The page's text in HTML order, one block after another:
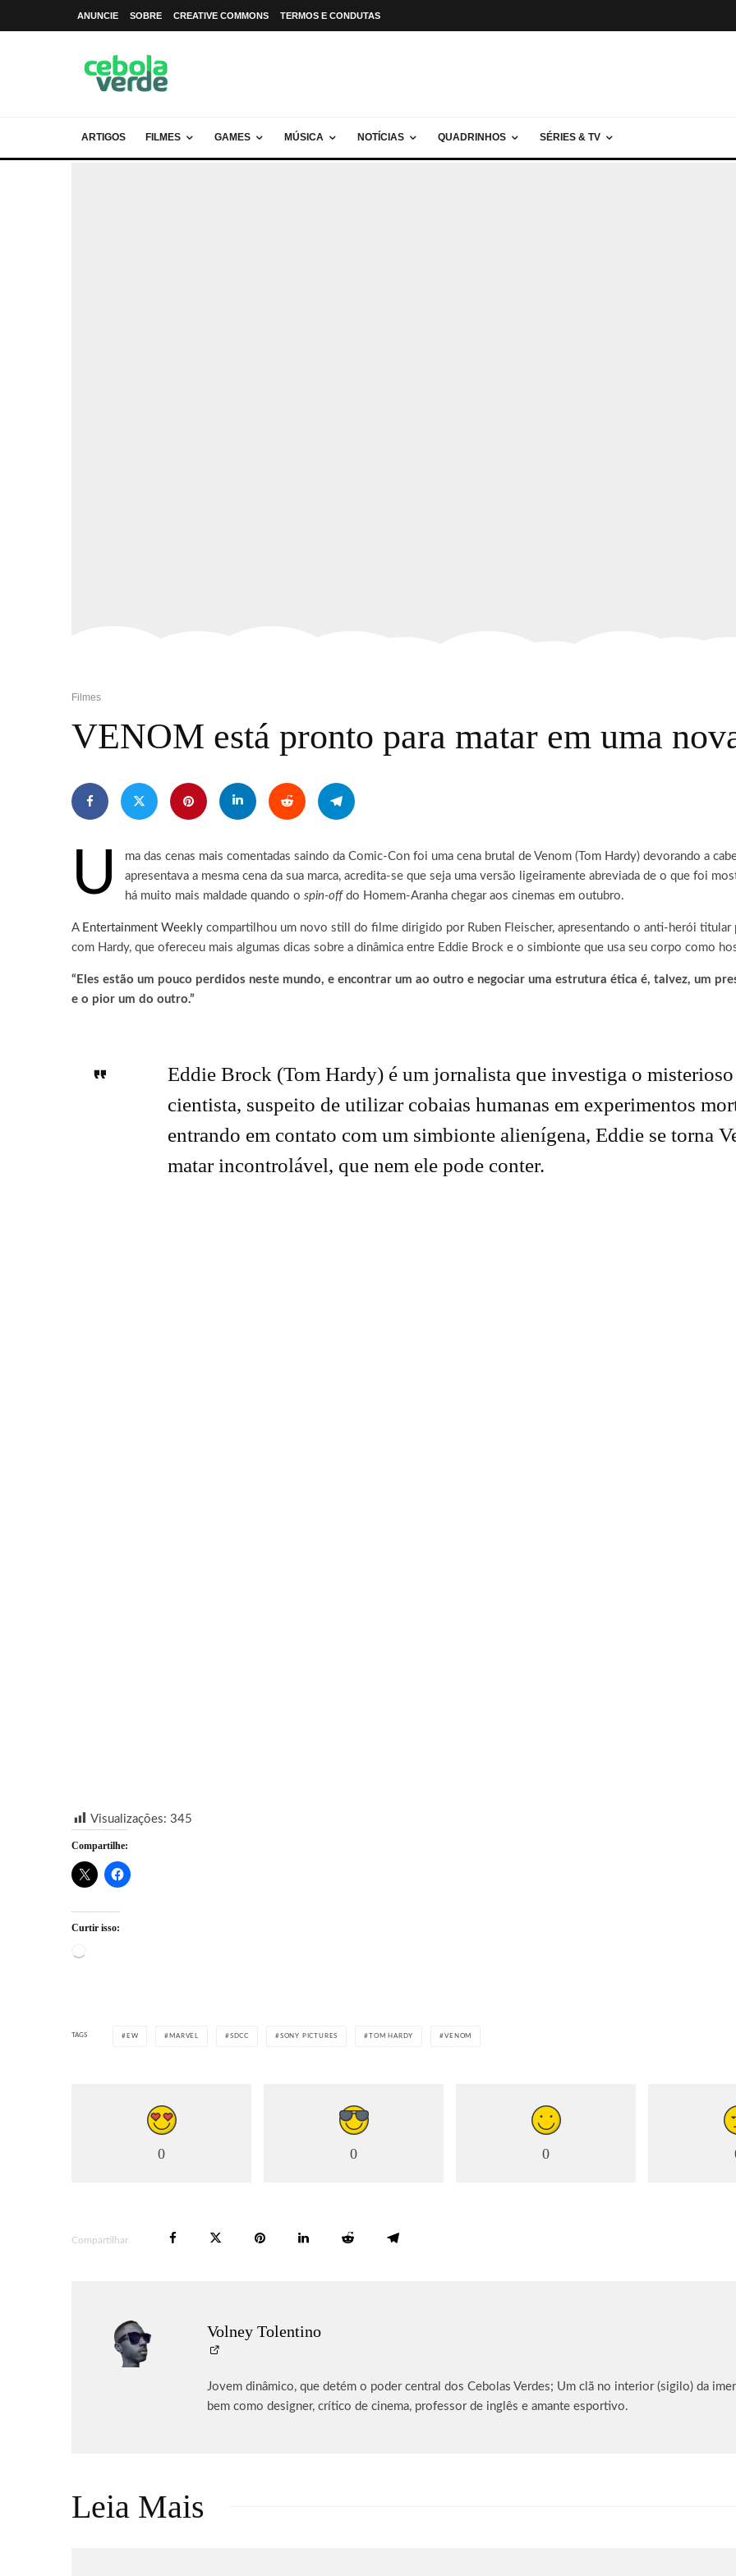
ANUNCIE SOBRE CREATIVE COMMONS TERMOS E CONDUTAS
ARTIGOS FILMES GAMES MÚSICA NOTÍCIAS QUADRINHOS SÉRIES & TV
Filmes
VENOM está pronto para matar em uma
U
ma das cenas mais comentadas saindo da Comic-Con foi uma cena brutal de Venom (Tom Hardy) devorando a
apresentava a mesma cena da sua marca, acredita-se que seja uma versão ligeiramente abreviada de o que foi
há muito mais maldade quando o spin-offdo Homem-Aranha chegar aos cinemas em outubro.
A Entertainment Weekly compartilhou um novo still do filme dirigido por Ruben Fleischer, apresentando o anti-herói titular
com Hardy, que ofereceu mais algumas dicas sobre a dinâmica entre Eddie Brock e o simbionte que usa seu corpo como
“Eles estão um pouco perdidos neste mundo, e encontrar um ao outro e negociar uma estrutura ética é, talvez, um
e o pior um do outro.”
Eddie Brock (Tom Hardy) é um jornalista que investiga o
cientista, suspeito de utilizar cobaias humanas em experimentos
entrando em contato com um simbionte alienígena, Eddie se torna
matar incontrolável, que nem ele pode conter.
Visualizações: 345
Compartilhe:
Curtir isso:
TAGS EW MARVEL SDCC SONY PICTURES TOM HARDY VENOM
0 0 0
Compartilhar
Volney Tolentino
Jovem dinâmico, que detém o poder central dos Cebolas Verdes; Um clã no interior (sigilo) da
bem como designer, crítico de cinema, professor de inglês e amante esportivo.
Leia Mais